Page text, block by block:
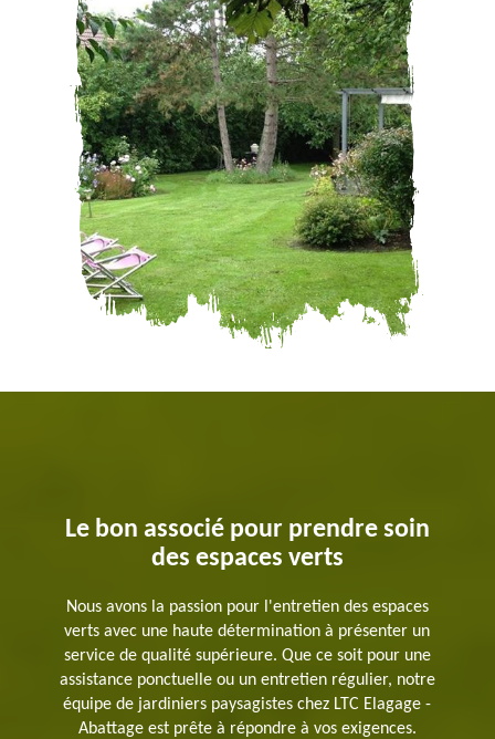
Le bon associé pour prendre soin
des espaces verts
Nous avons la passion pour l'entretien des espaces
verts avec une haute détermination à présenter un
service de qualité supérieure. Que ce soit pour une
assistance ponctuelle ou un entretien régulier, notre
équipe de jardiniers paysagistes chez LTC Elagage -
Abattage est prête à répondre à vos exigences.